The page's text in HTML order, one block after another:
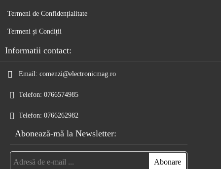
Termeni de Confidențialitate
Termeni și Condiții
Informatii contact:
Email: comenzi@electronicmag.ro
Telefon: 0766574985
Telefon: 0766262982
Abonează-mă la Newsletter: